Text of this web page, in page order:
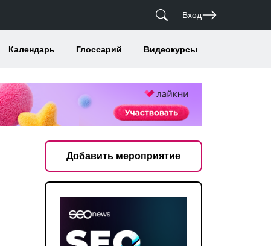
Вход
Календарь Глоссарий Видеокурсы
Добавить мероприятие